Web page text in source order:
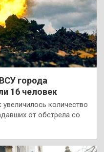
города
16 человек
количество
от обстрела со